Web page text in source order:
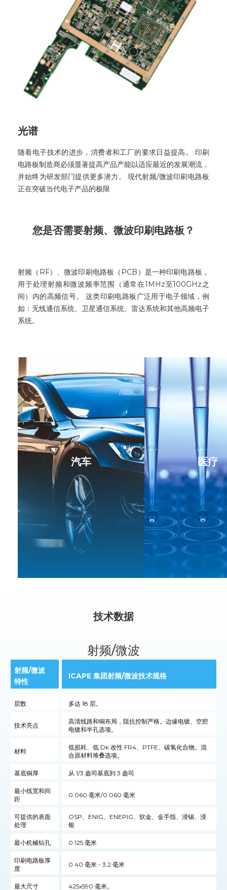
光谱
随着电子技术的进步，消费者和工厂的要求日益提高。 印刷
电路板制造商必须显著提高产品产能以适应最近的发展潮流，
并始终为研发部门提供更多潜力。 现代射频/微波印刷电路板
正在突破当代电子产品的极限
您是否需要射频、微波印刷电路板？
射频（RF）、微波印刷电路板（PCB）是一种印刷电路板，
用于处理射频和微波频率范围（通常在1MHz至100GHz之
间）内的高频信号。 这类印刷电路板广泛用于电子领域，例
如：无线通信系统、卫星通信系统、雷达系统和其他高频电子
系统。
汽车 医疗
技术数据
射频/微波
射频/微波
特性
ICAPE 集团射频/微波技术规格
层数 多达 18 层。
技术亮点
高清线路和铜布局，阻抗控制严格。边缘电镀、空腔
电镀和半孔选项。
材料
低损耗、低 Dk 改性 FR4、PTFE、碳氢化合物。混
合原材料堆叠选项。
基底铜厚 从 1/3 盎司基底到 3 盎司
最小线宽和间
距
0.060 毫米/0.060 毫米
可提供的表面
处理
OSP、ENIG、ENEPIG、软金、金手指、浸锡、浸
银
最小机械钻孔 0.125 毫米
印刷电路板厚
度
0.40 毫米 - 3.2 毫米
最大尺寸 425x590 毫米。